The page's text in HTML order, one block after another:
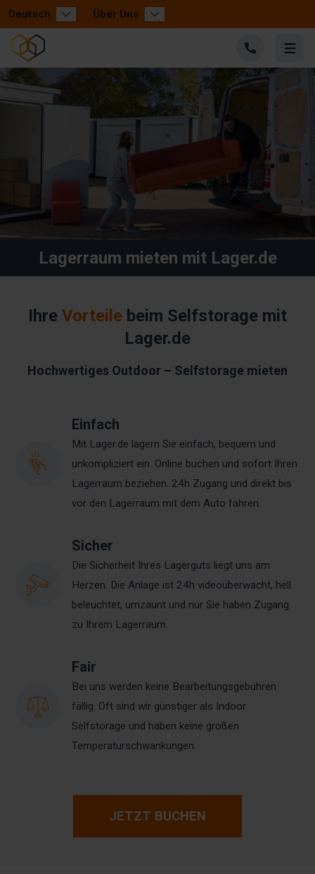
Deutsch Über Uns
Lagerraum mieten mit Lager.de
Ihre Vorteile beim Selfstorage mit
Lager.de
Hochwertiges Outdoor – Selfstorage mieten
Einfach
Mit Lager.de lagern Sie einfach, bequem und
unkompliziert ein. Online buchen und sofort Ihren
Lagerraum beziehen. 24h Zugang und direkt bis
vor den Lagerraum mit dem Auto fahren.
Sicher
Die Sicherheit Ihres Lagerguts liegt uns am
Herzen. Die Anlage ist 24h videoüberwacht, hell
beleuchtet, umzäunt und nur Sie haben Zugang
zu Ihrem Lagerraum.
Fair
Bei uns werden keine Bearbeitungsgebühren
fällig. Oft sind wir günstiger als Indoor
Selfstorage und haben keine großen
Temperaturschwankungen.
JETZT BUCHEN